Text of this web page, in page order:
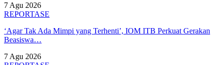
7 Agu 2026
REPORTASE
‘Agar Tak Ada Mimpi yang Terhenti’, IOM ITB Perkuat Gerakan
Beasiswa…
7 Agu 2026